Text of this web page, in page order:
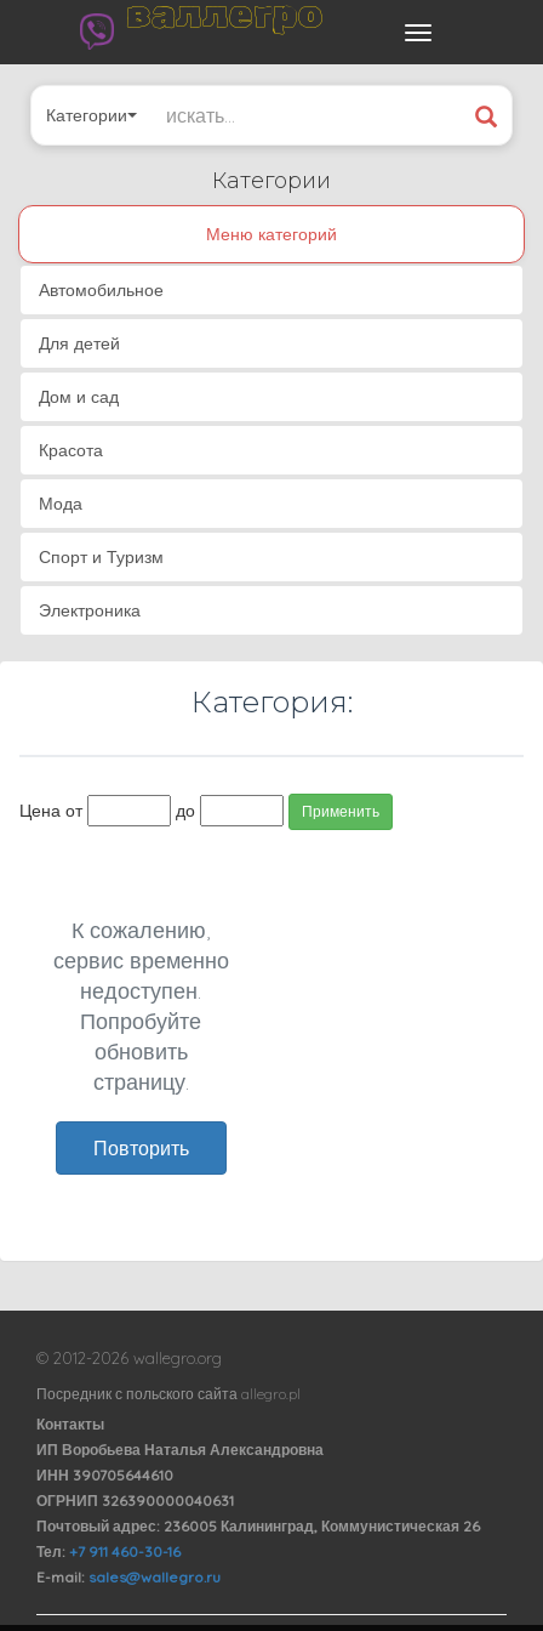
валлегро
Категории
Категории
Меню категорий
Автомобильное
Для детей
Дом и сад
Красота
Мода
Спорт и Туризм
Электроника
Категория:
Цена от до Применить
К сожалению,
сервис временно
недоступен.
Попробуйте
обновить
страницу.
Повторить
© 2012-2026 wallegro.org
Посредник с польского сайта allegro.pl
Контакты
ИП Воробьева Наталья Александровна
ИНН 390705644610
ОГРНИП 326390000040631
Почтовый адрес: 236005 Калининград, Коммунистическая 26
Тел: +7 911 460-30-16
E-mail: sales@wallegro.ru